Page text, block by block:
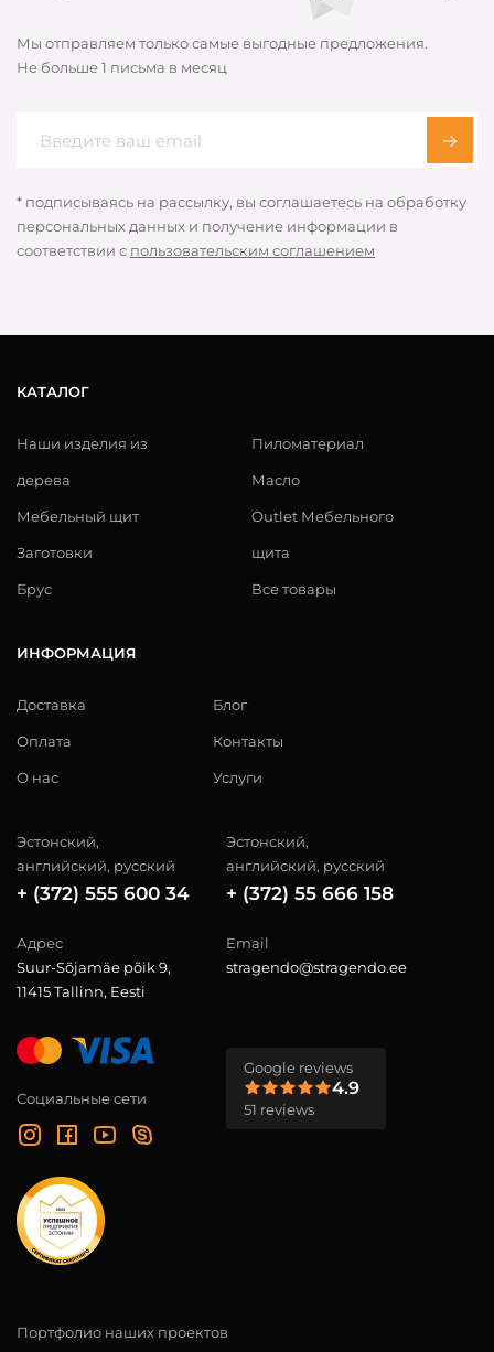
Мы отправляем только самые выгодные предложения.
Не больше 1 письма в месяц
* подписываясь на рассылку, вы соглашаетесь на обработку
персональных данных и получение информации в
соответствии с пользовательским соглашением
КАТАЛОГ
Наши изделия из
дерева
Мебельный щит
Заготовки
Брус
Пиломатериал
Масло
Outlet Мебельного
щита
Все товары
ИНФОРМАЦИЯ
Доставка
Оплата
О нас
Блог
Контакты
Услуги
Эстонский,
английский, русский
+ (372) 555 600 34
Эстонский,
английский, русский
+ (372) 55 666 158
Адрес
Suur-Sõjamäe põik 9,
11415 Tallinn, Eesti
Email
stragendo@stragendo.ee
Социальные сети
Google reviews
4.9
51 reviews
Портфолио наших проектов